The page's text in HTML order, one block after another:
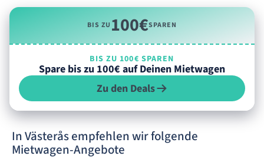
BIS ZU100€SPAREN
BIS ZU 100€ SPAREN
Spare bis zu 100€ auf Deinen Mietwagen
Zu den Deals
In Västerås empfehlen wir folgende
Mietwagen-Angebote